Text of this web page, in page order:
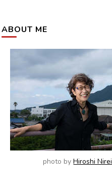
探
し
す
ABOUT ME
photo byHiroshi Nirei